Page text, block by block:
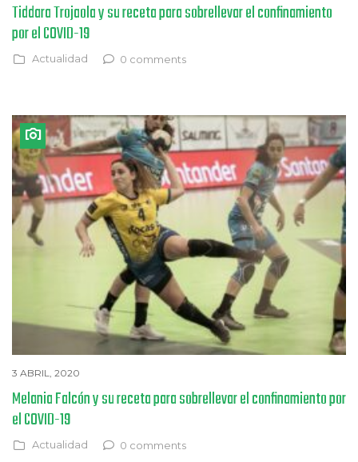
Tiddara Trojaola y su receta para sobrellevar el confinamiento
por el COVID-19
Actualidad 0 comments
3 ABRIL, 2020
Melania Falcón y su receta para sobrellevar el confinamiento por
el COVID-19
Actualidad 0 comments